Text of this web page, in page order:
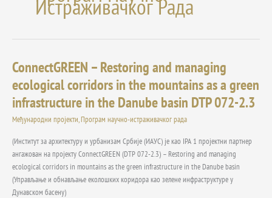
Истраживачког Рада
ConnectGREEN – Restoring and managing
ecological corridors in the mountains as a green
infrastructure in the Danube basin DTP 072-2.3
Међународни пројекти,Програм научно-истраживачког рада
(Институт за архитектуру и урбанизам Србије (ИАУС) је као IPA 1 пројектни партнер
ангажован на пројекту ConnectGREEN (DTP 072-2.3) – Restoring and managing
ecological corridors in mountains as the green infrastructure in the Danube basin
(Управљање и обнављање еколошких коридора као зелене инфраструктуре у
Дунавском басену)
ConnectGREEN
Restoring
and
managing
corridors
in
the
mountains
as